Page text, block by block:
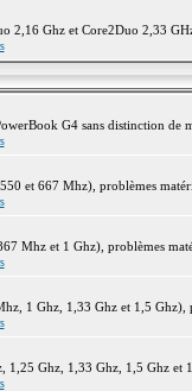
2,16 Ghz et Core2Duo 2,33
G4 sans distinction de
et 667 Mhz), problèmes
Mhz et 1 Ghz), problèmes
1 Ghz, 1,33 Ghz et 1,5 Ghz),
1,25 Ghz, 1,33 Ghz, 1,5 Ghz et